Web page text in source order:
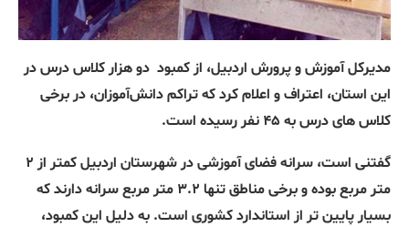
مدیرکل آموزش‌ و پرورش اردبیل، از کمبود دو هزار کلاس درس در
این استان، اعتراف و اعلام کرد که تراکم دانش‌آموزان، در برخی
کلاس‌ های درس به ۴۵ نفر رسیده است.
گفتنی است، سرانه فضای آموزشی در شهرستان اردبیل کمتر از ۲
متر مربع بوده و برخی مناطق تنها ۳.۲ متر مربع سرانه دارند که
بسیار پایین‌ تر از استاندارد کشوری است. به دلیل این کمبود،